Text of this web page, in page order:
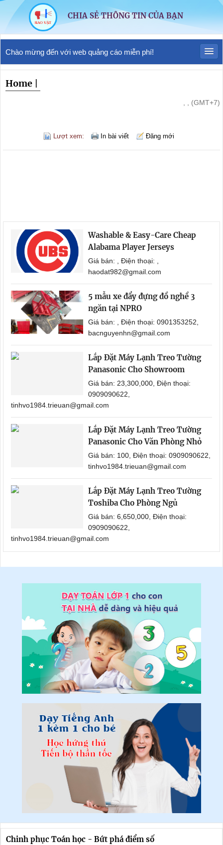
CHIA SẺ THÔNG TIN CỦA BẠN
Chào mừng đến với web quảng cáo miễn phí!
Home
, , (GMT+7)
Lượt xem: In bài viết Đăng mới
Washable & Easy-Care Cheap
Alabama Player Jerseys
Giá bán: , Điện thoại: ,
haodat982@gmail.com
5 mẫu xe đẩy đựng đồ nghề 3
ngăn tại NPRO
Giá bán: , Điện thoại: 0901353252,
bacnguyenhn@gmail.com
Lắp Đặt Máy Lạnh Treo Tường
Panasonic Cho Showroom
Giá bán: 23,300,000, Điện thoại:
0909090622,
tinhvo1984.trieuan@gmail.com
Lắp Đặt Máy Lạnh Treo Tường
Panasonic Cho Văn Phòng Nhỏ
Giá bán: 100, Điện thoại: 0909090622,
tinhvo1984.trieuan@gmail.com
Lắp Đặt Máy Lạnh Treo Tường
Toshiba Cho Phòng Ngủ
Giá bán: 6,650,000, Điện thoại:
0909090622,
tinhvo1984.trieuan@gmail.com
Chinh phục Toán học - Bứt phá điểm số